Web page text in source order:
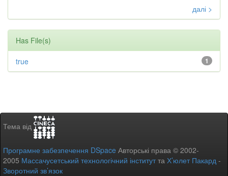
далі >
Has File(s)
1
true
Тема від
Програмне забезпечення DSpace Авторські права © 2002-
2005 Массачусетський технологічний інститутта Х’юлет Пакард -
Зворотний зв’язок